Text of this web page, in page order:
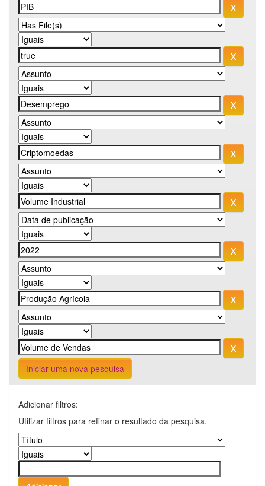
Iniciar uma nova pesquisa
Adicionar filtros:
Utilizar filtros para refinar o resultado da pesquisa.